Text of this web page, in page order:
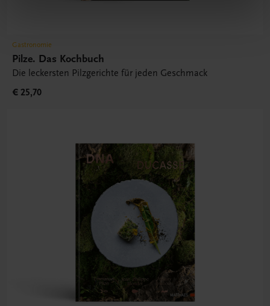
Gastronomie
Pilze. Das Kochbuch
Die leckersten Pilzgerichte für jeden Geschmack
€ 25,70